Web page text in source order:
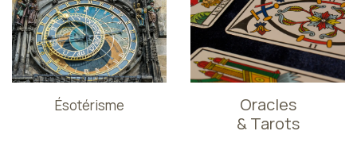
Ésotérisme
Oracles
& Tarots